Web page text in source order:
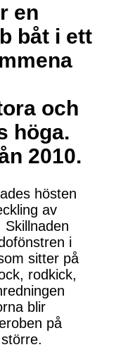
en
båt i ett
och
höga.
2010.
hösten
av
i
sitter på
rodkick,
blir
på